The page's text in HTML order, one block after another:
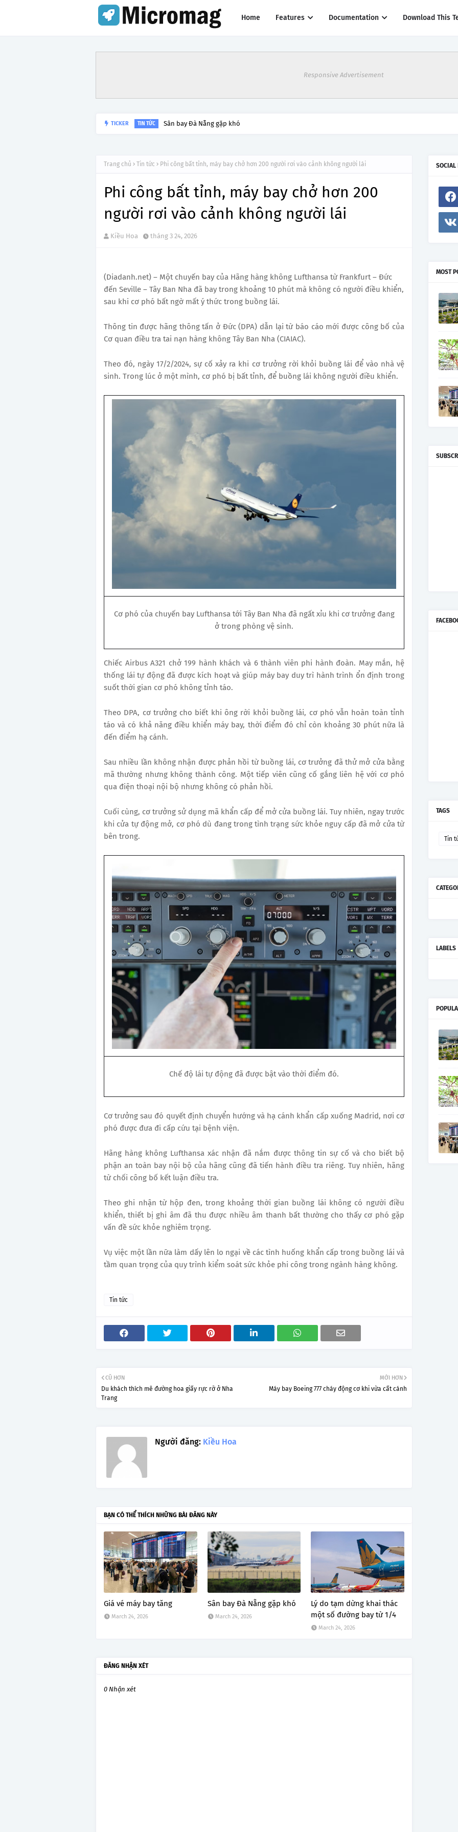
Home Features Documentation Download This
Responsive Advertisement
TICKER TIN TỨC Sân bay Đà Nẵng gặp khó
Trang chủ Tin tức Phi công bất tỉnh, máy bay chở hơn 200 người rơi vào cảnh không người lái
Phi công bất tỉnh, máy bay chở hơn 200
người rơi vào cảnh không người lái
Kiều Hoa tháng 3 24, 2026
(Diadanh.net) – Một chuyến bay của Hãng hàng không Lufthansa từ Frankfurt – Đức
đến Seville – Tây Ban Nha đã bay trong khoảng 10 phút mà không có người điều khiển,
sau khi cơ phó bất ngờ mất ý thức trong buồng lái.
Thông tin được hãng thông tấn ở Đức (DPA) dẫn lại từ báo cáo mới được công bố của
Cơ quan điều tra tai nạn hàng không Tây Ban Nha (CIAIAC).
Theo đó, ngày 17/2/2024, sự cố xảy ra khi cơ trưởng rời khỏi buồng lái để vào nhà vệ
sinh. Trong lúc ở một mình, cơ phó bị bất tỉnh, để buồng lái không người điều khiển.
Cơ phó của chuyến bay Lufthansa tới Tây Ban Nha đã ngất xỉu khi cơ trưởng đang
ở trong phòng vệ sinh.
Chiếc Airbus A321 chở 199 hành khách và 6 thành viên phi hành đoàn. May mắn, hệ
thống lái tự động đã được kích hoạt và giúp máy bay duy trì hành trình ổn định trong
suốt thời gian cơ phó không tỉnh táo.
Theo DPA, cơ trưởng cho biết khi ông rời khỏi buồng lái, cơ phó vẫn hoàn toàn tỉnh
táo và có khả năng điều khiển máy bay, thời điểm đó chỉ còn khoảng 30 phút nữa là
đến điểm hạ cánh.
Sau nhiều lần không nhận được phản hồi từ buồng lái, cơ trưởng đã thử mở cửa bằng
mã thường nhưng không thành công. Một tiếp viên cũng cố gắng liên hệ với cơ phó
qua điện thoại nội bộ nhưng không có phản hồi.
Cuối cùng, cơ trưởng sử dụng mã khẩn cấp để mở cửa buồng lái. Tuy nhiên, ngay trước
khi cửa tự động mở, cơ phó dù đang trong tình trạng sức khỏe nguy cấp đã mở cửa từ
bên trong.
Chế độ lái tự động đã được bật vào thời điểm đó.
Cơ trưởng sau đó quyết định chuyển hướng và hạ cánh khẩn cấp xuống Madrid, nơi cơ
phó được đưa đi cấp cứu tại bệnh viện.
Hãng hàng không Lufthansa xác nhận đã nắm được thông tin sự cố và cho biết bộ
phận an toàn bay nội bộ của hãng cũng đã tiến hành điều tra riêng. Tuy nhiên, hãng
từ chối công bố kết luận điều tra.
Theo ghi nhận từ hộp đen, trong khoảng thời gian buồng lái không có người điều
khiển, thiết bị ghi âm đã thu được nhiều âm thanh bất thường cho thấy cơ phó gặp
vấn đề sức khỏe nghiêm trọng.
Vụ việc một lần nữa làm dấy lên lo ngại về các tình huống khẩn cấp trong buồng lái và
tầm quan trọng của quy trình kiểm soát sức khỏe phi công trong ngành hàng không.
Tin tức
MỚI HƠN
Máy bay Boeing 777 cháy động cơ khi vừa cất cánh
CŨ HƠN
Du khách thích mê đường hoa giấy rực rỡ ở Nha
Trang
Người đăng: Kiều Hoa
BẠN CÓ THỂ THÍCH NHỮNG BÀI ĐĂNG NÀY
Giá vé máy bay tăng
March 24, 2026
Sân bay Đà Nẵng gặp khó
March 24, 2026
Lý do tạm dừng khai thác
một số đường bay từ 1/4
March 24, 2026
ĐĂNG NHẬN XÉT
0 Nhận xét
SOCIAL
MOST
TAGS
Tin
LABELS